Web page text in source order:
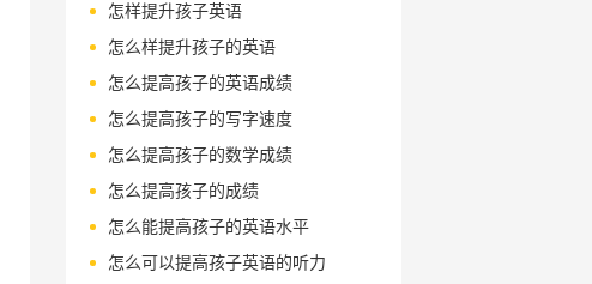
怎样提升孩子英语
怎么样提升孩子的英语
怎么提高孩子的英语成绩
怎么提高孩子的写字速度
怎么提高孩子的数学成绩
怎么提高孩子的成绩
怎么能提高孩子的英语水平
怎么可以提高孩子英语的听力